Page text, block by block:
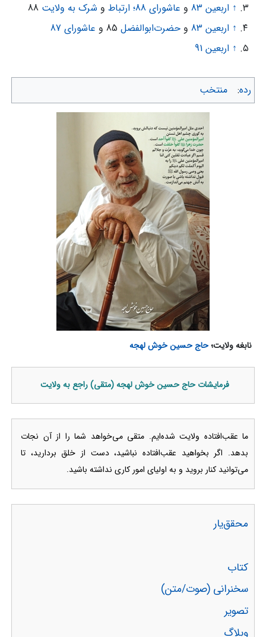
↑ اربعین 83 و عاشورای 88؛ ارتباط و شرک به ولایت
↑ اربعین 83 و حضرت‌ابوالفضل
عاشورای 87
↑ اربعین 91
رده: منتخب
نابغه ولایت؛حاج حسین خوش لهجه
فرمایشات حاج حسین خوش لهجه (متقی) راجع به ولایت
ما عقب‌افتاده ولایت شده‌ایم. متقی می‌خواهد شما را از آن نجات
بدهد. اگر بخواهید عقب‌افتاده نباشید، دست از خلق بردارید، تا
می‌توانید کنار بروید و به اولیای امور کاری نداشته باشید.
محقق‌یار
کتاب
سخنرانی (صوت/متن)
تصویر
وبلاگ